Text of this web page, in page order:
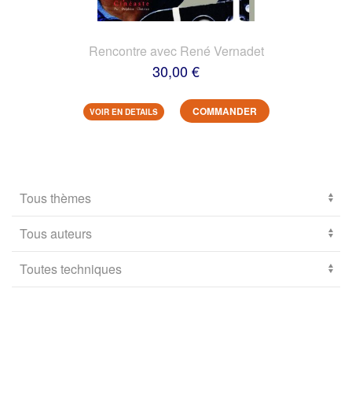
Rencontre avec René Vernadet
30,00 €
VOIR EN DETAILS COMMANDER